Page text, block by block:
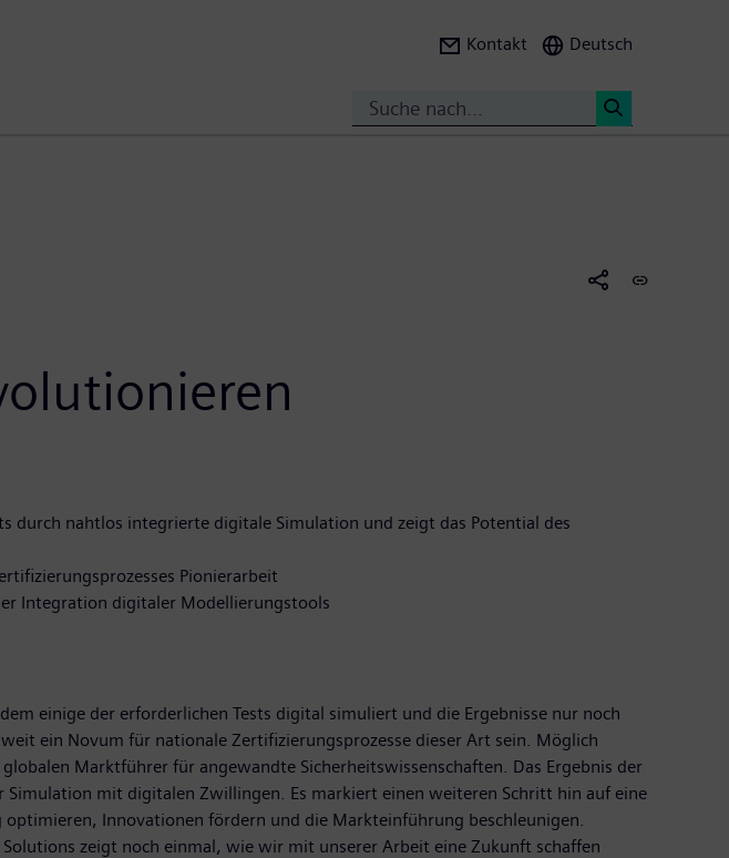
Kontakt Deutsch
durch nahtlos integrierte digitale Simulation und zeigt das Potential des
Pionierarbeit
Integration digitaler Modellierungstools
einige der erforderlichen Tests digital simuliert und die Ergebnisse nur noch
ein Novum für nationale Zertifizierungsprozesse dieser Art sein. Möglich
Marktführer für angewandte Sicherheitswissenschaften. Das Ergebnis der
mit digitalen Zwillingen. Es markiert einen weiteren Schritt hin auf eine
Innovationen fördern und die Markteinführung beschleunigen.
zeigt noch einmal, wie wir mit unserer Arbeit eine Zukunft schaffen